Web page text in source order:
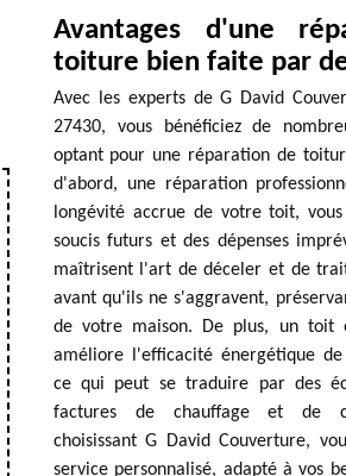
Avantages d'une
toiture bien faite par
Avec les experts de G David
27430, vous bénéficiez de
optant pour une réparation de
d'abord, une réparation
longévité accrue de votre toit,
soucis futurs et des dépenses
maîtrisent l'art de déceler et de
avant qu'ils ne s'aggravent,
de votre maison. De plus, un toit
améliore l'efficacité énergétique
ce qui peut se traduire par des
factures de chauffage et de
choisissant G David Couverture,
service personnalisé, adapté à vos